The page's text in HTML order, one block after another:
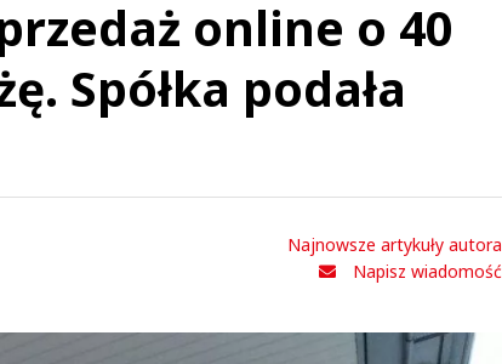
online o 40
Spółka podała
Najnowsze artykuły autora
Napisz wiadomość